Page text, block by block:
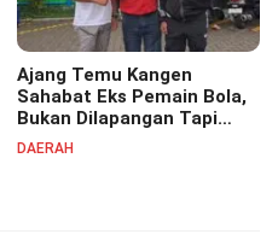
Ajang Temu Kangen
Sahabat Eks Pemain Bola,
Bukan Dilapangan Tapi
Ditongkrongan
DAERAH